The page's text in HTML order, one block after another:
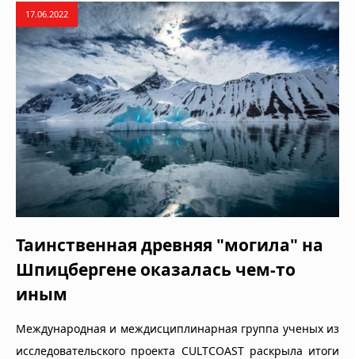
17.06.2022
Таинственная древняя "могила" на
Шпицбергене оказалась чем-то
иным
Международная и междисциплинарная группа ученых из
исследовательского проекта CULTCOAST раскрыла итоги